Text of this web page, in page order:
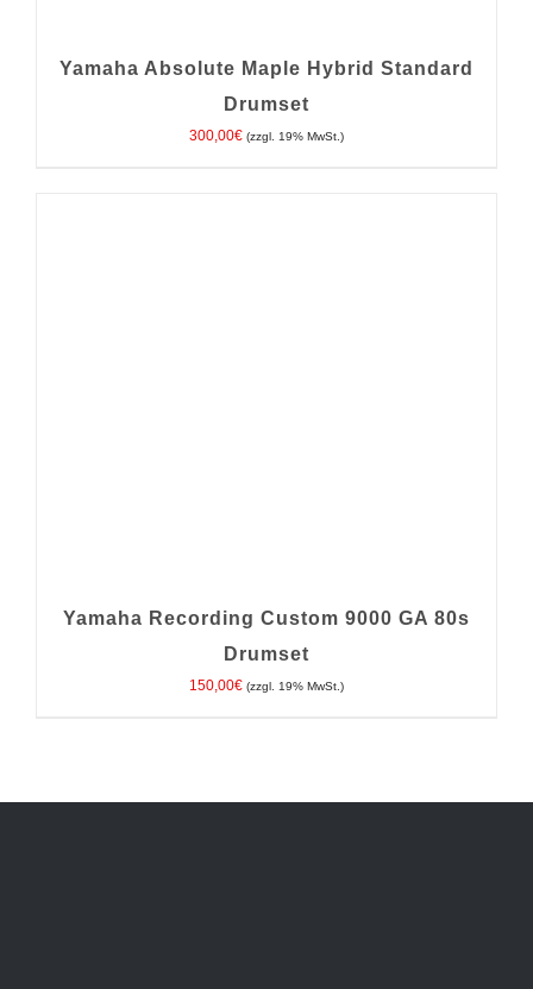
Yamaha Absolute Maple Hybrid Standard
Drumset
300,00€ (zzgl. 19% MwSt.)
Yamaha Recording Custom 9000 GA 80s
Drumset
150,00€ (zzgl. 19% MwSt.)